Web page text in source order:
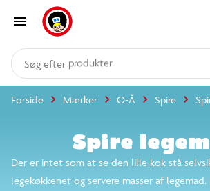
produkter
kategorier
Forside Mærker O-Å Spire
Spire
Der er intet som at se den lille kok
begejstret i legekøkkenet og servere